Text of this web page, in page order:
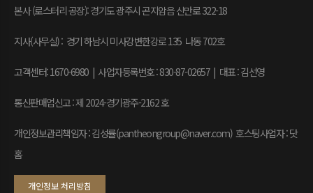
본사 (로스터리 공장): 경기도 광주시 곤지암읍 신만로 322-18
지사(사무실) : 경기 하남시 미사강변한강로 135 나동 702호
고객센터: 1670-6980 | 사업자등록번호 : 830-87-02657 | 대표 : 김선영
통신판매업신고 : 제 2024-경기광주-2162 호
개인정보관리책임자 : 김성률(pantheongroup@naver.com) 호스팅사업자 : 닷
홈
개인정보 처리방침